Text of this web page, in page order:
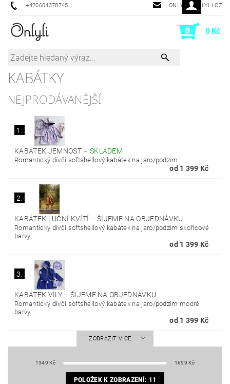
+420604378745 ONLYLI@ONLYLI.CZ
0 0 Kč
KABÁTKY
NEJPRODÁVANĚJŠÍ
1.
KABÁTEK JEMNOST – SKLADEM
Romantický dívčí softshellový kabátek na jaro/podzim
od 1 399 Kč
2.
KABÁTEK LUČNÍ KVÍTÍ –ŠIJEME NA OBJEDNÁVKU
Romantický dívčí softshellový kabátek na jaro/podzim skořicové
barvy.
od 1 399 Kč
3.
KABÁTEK VÍLY – ŠIJEME NA OBJEDNÁVKU
Romantický dívčí softshellový kabátek na jaro/podzim modré
barvy.
od 1 399 Kč
ZOBRAZIT VÍCE
1349 Kč 1699 Kč
POLOŽEK K ZOBRAZENÍ: 11